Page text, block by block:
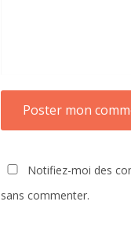
Notifiez-moi des
sans commenter.